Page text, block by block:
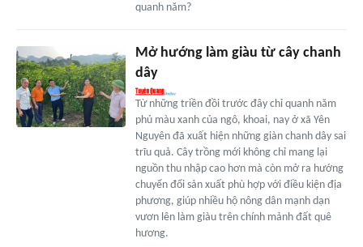
quanh năm?
Mở hướng làm giàu từ cây chanh
dây
Từ những triền đồi trước đây chỉ quanh năm
phủ màu xanh của ngô, khoai, nay ở xã Yên
Nguyên đã xuất hiện những giàn chanh dây sai
trĩu quả. Cây trồng mới không chỉ mang lại
nguồn thu nhập cao hơn mà còn mở ra hướng
chuyển đổi sản xuất phù hợp với điều kiện địa
phương, giúp nhiều hộ nông dân mạnh dạn
vươn lên làm giàu trên chính mảnh đất quê
hương.